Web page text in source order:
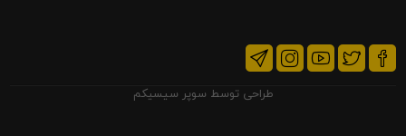
طراحی توسط سوپر سیسیکم